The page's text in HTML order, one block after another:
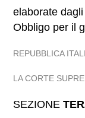
elaborate
Obbligo per il
REPUBBLICA
LA CORTE
SEZIONE